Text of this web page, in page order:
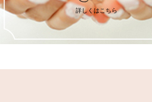
詳しくはこちら